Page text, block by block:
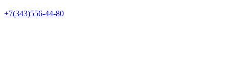
+7(343)556-44-80